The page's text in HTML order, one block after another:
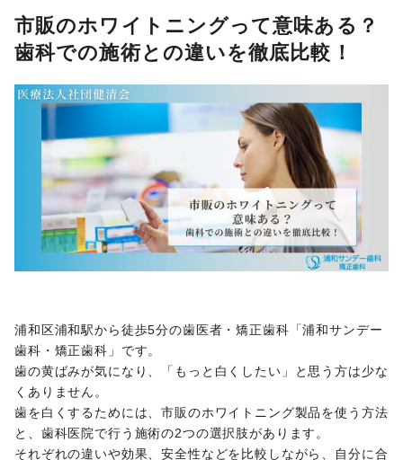
市販のホワイトニングって意味ある？
歯科での施術との違いを徹底比較！
浦和区浦和駅から徒歩5分の歯医者・矯正歯科「浦和サンデー
歯科・矯正歯科」です。
歯の黄ばみが気になり、「もっと白くしたい」と思う方は少な
くありません。
歯を白くするためには、市販のホワイトニング製品を使う方法
と、歯科医院で行う施術の2つの選択肢があります。
それぞれの違いや効果、安全性などを比較しながら、自分に合